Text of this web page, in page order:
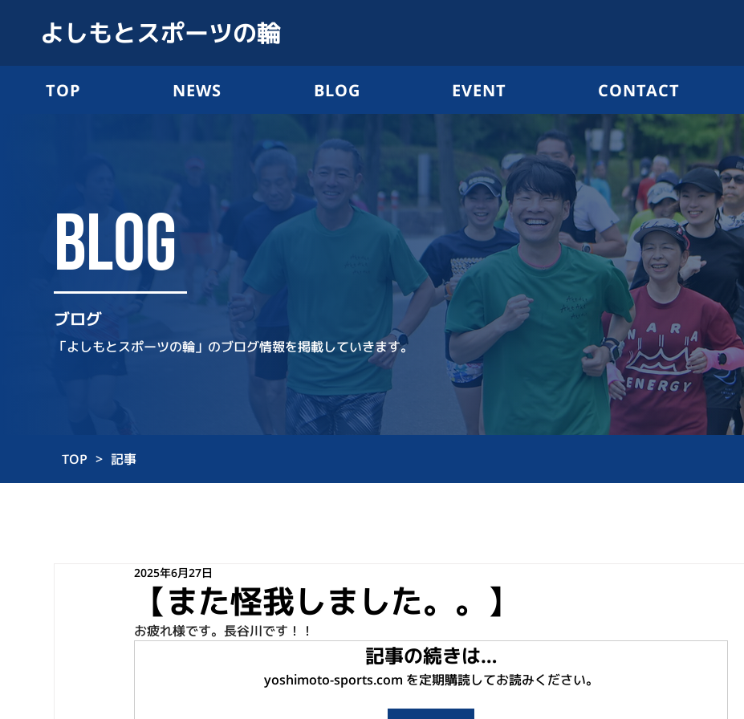
よしもとスポーツの輪
TOP NEWS BLOG EVENT CONTACT
BLOG
ブログ
「よしもとスポーツの輪」のブログ情報を掲載していきます。
TOP > 記事
【また怪我しました。。】
2025年6月27日
お疲れ様です。長谷川です！！
記事の続きは…
yoshimoto-sports.com を定期購読してお読みください。